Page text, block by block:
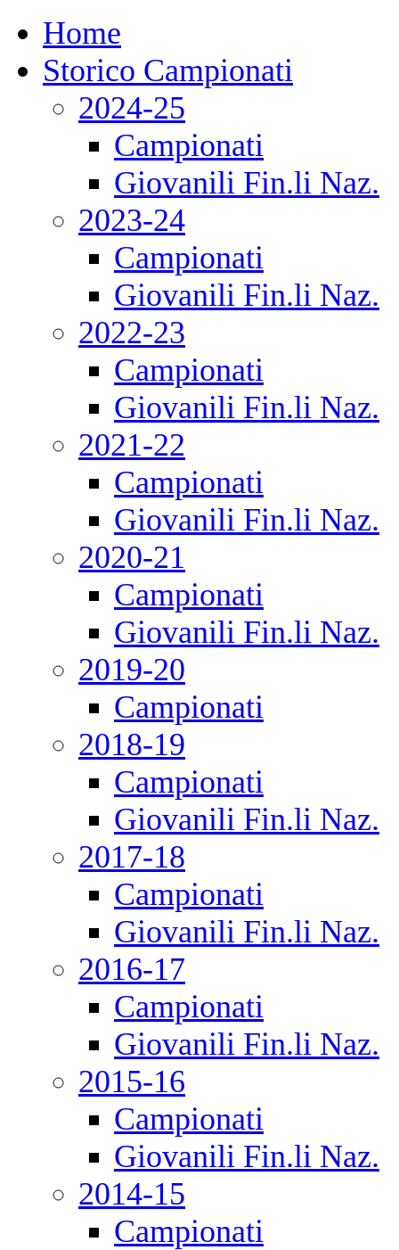
Home
Storico Campionati
2024-25
Campionati
Giovanili Fin.li Naz.
2023-24
Campionati
Giovanili Fin.li Naz.
2022-23
Campionati
Giovanili Fin.li Naz.
2021-22
Campionati
Giovanili Fin.li Naz.
2020-21
Campionati
Giovanili Fin.li Naz.
2019-20
Campionati
2018-19
Campionati
Giovanili Fin.li Naz.
2017-18
Campionati
Giovanili Fin.li Naz.
2016-17
Campionati
Giovanili Fin.li Naz.
2015-16
Campionati
Giovanili Fin.li Naz.
2014-15
Campionati